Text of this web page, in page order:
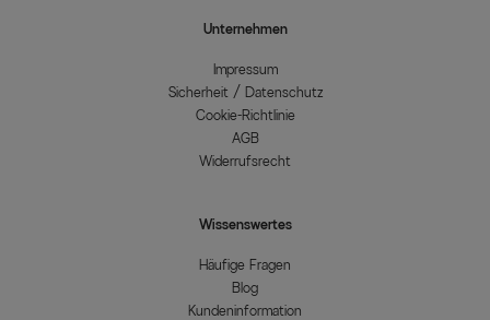
Unternehmen
Impressum
Sicherheit / Datenschutz
Cookie-Richtlinie
AGB
Widerrufsrecht
Wissenswertes
Häufige Fragen
Blog
Kundeninformation